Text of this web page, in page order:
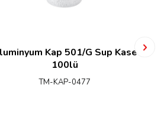
Kap 501/G Sup Kase
100lü
TM-KAP-0477